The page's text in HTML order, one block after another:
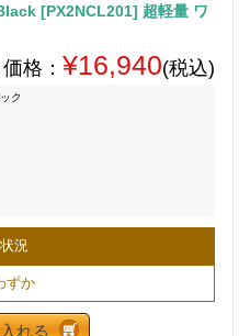
[PX2NCL201] 超軽量 ワ
格： ¥16,940(税込)
ク
況
ずか
れる